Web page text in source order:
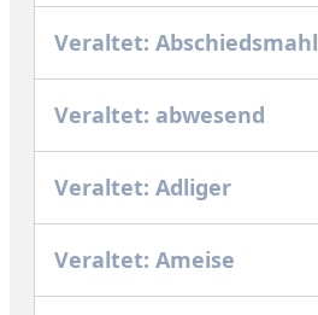
Veraltet: Abschiedsmahl
Veraltet: abwesend
Veraltet: Adliger
Veraltet: Ameise